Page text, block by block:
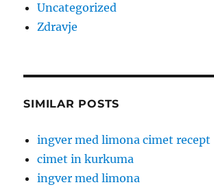
Uncategorized
Zdravje
SIMILAR POSTS
ingver med limona cimet recept
cimet in kurkuma
ingver med limona